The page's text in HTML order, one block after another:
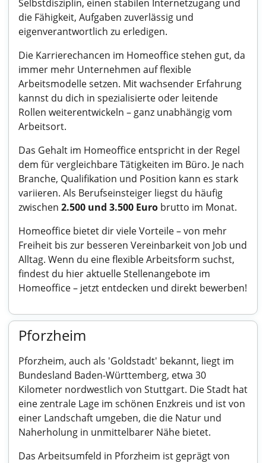
Selbstdisziplin, einen stabilen Internetzugang und
die Fähigkeit, Aufgaben zuverlässig und
eigenverantwortlich zu erledigen.
Die Karrierechancen im Homeoffice stehen gut, da
immer mehr Unternehmen auf flexible
Arbeitsmodelle setzen. Mit wachsender Erfahrung
kannst du dich in spezialisierte oder leitende
Rollen weiterentwickeln – ganz unabhängig vom
Arbeitsort.
Das Gehalt im Homeoffice entspricht in der Regel
dem für vergleichbare Tätigkeiten im Büro. Je nach
Branche, Qualifikation und Position kann es stark
variieren. Als Berufseinsteiger liegst du häufig
zwischen 2.500 und 3.500 Euro brutto im Monat.
Homeoffice bietet dir viele Vorteile – von mehr
Freiheit bis zur besseren Vereinbarkeit von Job und
Alltag. Wenn du eine flexible Arbeitsform suchst,
findest du hier aktuelleStellenangebote im
Homeoffice– jetzt entdecken und direkt bewerben!
Pforzheim
Pforzheim, auch als 'Goldstadt' bekannt, liegt im
Bundesland Baden-Württemberg, etwa 30
Kilometer nordwestlich von Stuttgart. Die Stadt hat
eine zentrale Lage im schönen Enzkreis und ist von
einer Landschaft umgeben, die die Natur und
Naherholung in unmittelbarer Nähe bietet.
Das Arbeitsumfeld in Pforzheim ist geprägt von